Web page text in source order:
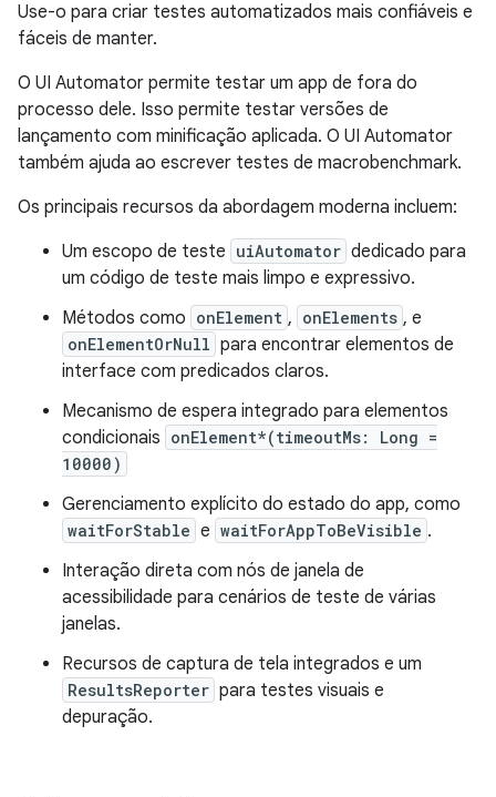
Use-o para criar testes automatizados mais confiáveis e
fáceis de manter.
O UI Automator permite testar um app de fora do
processo dele. Isso permite testar versões de
lançamento com minificação aplicada. O UI Automator
também ajuda ao escrever testes de macrobenchmark.
Os principais recursos da abordagem moderna incluem:
Um escopo de teste uiAutomator dedicado para
um código de teste mais limpo e expressivo.
Métodos como onElement , onElements , e
onElementOrNull para encontrar elementos de
interface com predicados claros.
Mecanismo de espera integrado para elementos
condicionais onElement*(timeoutMs: Long =
10000)
Gerenciamento explícito do estado do app, como
waitForStable e waitForAppToBeVisible .
Interação direta com nós de janela de
acessibilidade para cenários de teste de várias
janelas.
Recursos de captura de tela integrados e um
ResultsReporter para testes visuais e
depuração.